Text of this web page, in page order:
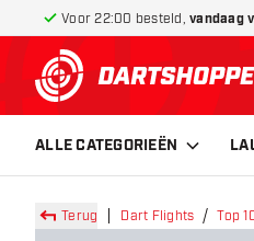
Voor 22:00 besteld, vandaag
terug naar
ALLE CATEGORIEËN
Terug Dart Flights Top